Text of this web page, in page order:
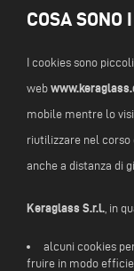
COSA SONO
I cookies sono
web
mobile mentre lo
riutilizzare nel corso
anche a distanza di
Keraglass S.r.l., in
alcuni cookies
fruire in modo